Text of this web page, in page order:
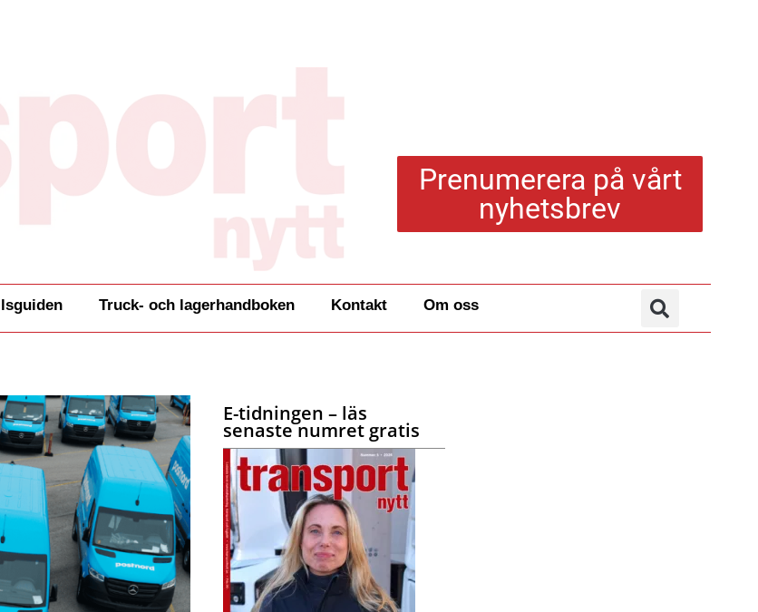
Prenumerera på vårt
nyhetsbrev
Truck- och lagerhandboken Kontakt Om oss
E-tidningen – läs
senaste numret gratis